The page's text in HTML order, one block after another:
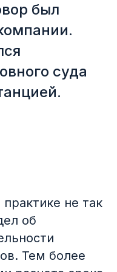
был
суда
не так
об
Тем более